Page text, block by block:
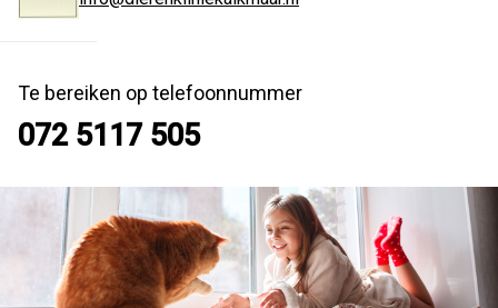
Te bereiken op telefoonnummer
072 5117 505